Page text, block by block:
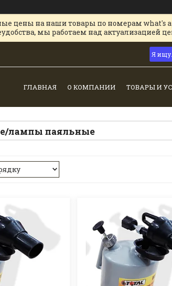
цены на наши товары по номерам what's
мы работаем над актуализацией
ГЛАВНАЯ О КОМПАНИИ ТОВАРЫ И
лампы паяльные